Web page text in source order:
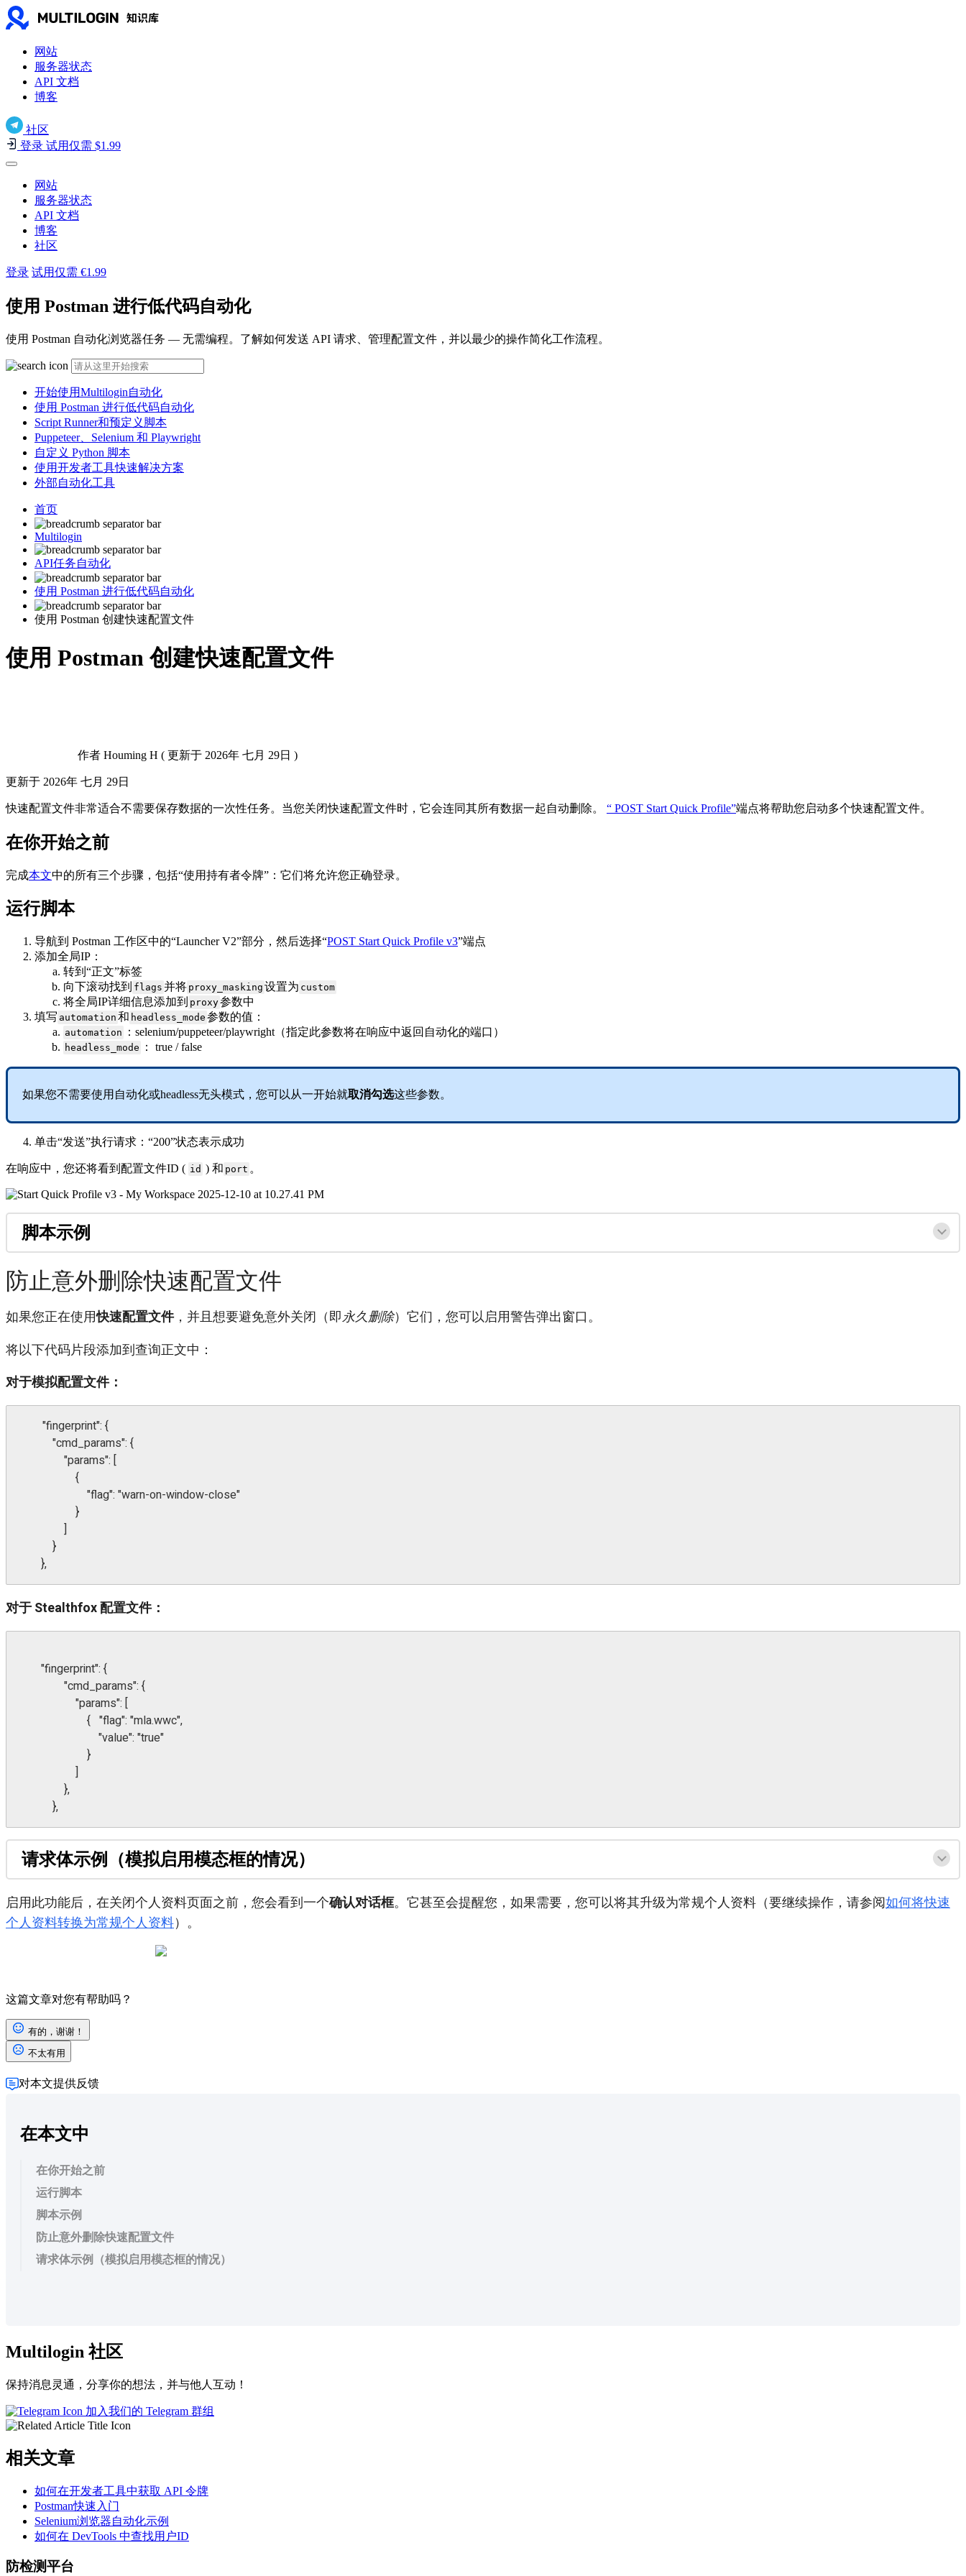
网站
服务器状态
API 文档
博客
社区
登录 试用仅需 $1.99
网站
服务器状态
API 文档
博客
社区
登录 试用仅需 €1.99
使用 Postman 进行低代码自动化
使用 Postman 自动化浏览器任务 — 无需编程。了解如何发送 API 请求、管理配置文件，并以最少的操作简化工作流程。
开始使用Multilogin自动化
使用 Postman 进行低代码自动化
Script Runner和预定义脚本
Puppeteer、Selenium 和 Playwright
自定义 Python 脚本
使用开发者工具快速解决方案
外部自动化工具
首页
Multilogin
API任务自动化
使用 Postman 进行低代码自动化
使用 Postman 创建快速配置文件
使用 Postman 创建快速配置文件
作者 Houming H ( 更新于 2026年 七月 29日 )
更新于 2026年 七月 29日
快速配置文件非常适合不需要保存数据的一次性任务。当您关闭快速配置文件时，它会连同其所有数据一起自动删除。 “ POST Start Quick Profile”端点将帮助您启动多个快速配置文件。
在你开始之前
完成本文中的所有三个步骤，包括“使用持有者令牌”：它们将允许您正确登录。
运行脚本
导航到 Postman 工作区中的“Launcher V2”部分，然后选择“POST Start Quick Profile v3”端点
添加全局IP：
转到“正文”标签
向下滚动找到 flags 并将 proxy_masking 设置为 custom
将全局IP详细信息添加到 proxy参数中
填写 automation 和 headless_mode 参数的值：
automation ：selenium/puppeteer/playwright（指定此参数将在响应中返回自动化的端口）
headless_mode ： true / false
如果您不需要使用自动化或headless无头模式，您可以从一开始就取消勾选这些参数。
单击“发送”执行请求：“200”状态表示成功
在响应中，您还将看到配置文件ID ( id ) 和 port 。
脚本示例
防止意外删除快速配置文件
如果您正在使用快速配置文件，并且想要避免意外关闭（即永久删除）它们，您可以启用警告弹出窗口。
将以下代码片段添加到查询正文中：
对于模拟配置文件：
        "fingerprint": {
        },
对于Stealthfox配置文件：
            },
请求体示例（模拟启用模态框的情况）
启用此功能后，在关闭个人资料页面之前，您会看到一个确认对话框。它甚至会提醒您，如果需要，您可以将其升级为常规个人资料（要继续操作，请参阅如何将快速
个人资料转换为常规个人资料）。
这篇文章对您有帮助吗？
有的，谢谢！
不太有用
对本文提供反馈
在本文中
在你开始之前
运行脚本
脚本示例
防止意外删除快速配置文件
请求体示例（模拟启用模态框的情况）
Multilogin 社区
保持消息灵通，分享你的想法，并与他人互动！
加入我们的 Telegram 群组
相关文章
如何在开发者工具中获取 API 令牌
Postman快速入门
Selenium浏览器自动化示例
如何在 DevTools 中查找用户ID
防检测平台